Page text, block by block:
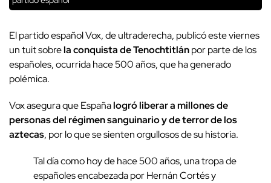
El partido español Vox, de ultraderecha, publicó este viernes
un tuit sobrela conquista de Tenochtitlánpor parte de los
españoles, ocurrida hace 500 años, que ha generado
polémica.
Vox asegura que Españalogró liberar a millones de
personas del régimen sanguinario y de terror de los
aztecas, por lo que se sienten orgullosos de su historia.
Tal día como hoy de hace 500 años, una tropa de
españoles encabezada por Hernán Cortés y